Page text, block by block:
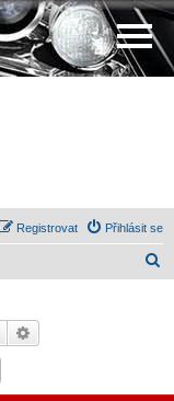
Přihlásit se
Registrovat
Hledat